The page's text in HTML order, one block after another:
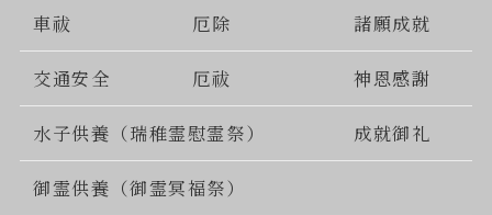
車祓 厄除 諸願成就
交通安全 厄祓 神恩感謝
水子供養（瑞稚霊慰霊祭） 成就御礼
御霊供養（御霊冥福祭）